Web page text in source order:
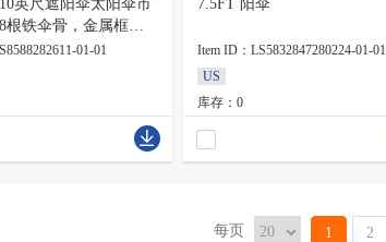
英尺遮阳伞太阳伞市
根铁伞骨，金属框架
240gsm涤纶布
01-01
7.5FT 阳伞
Item ID：LS5832847280224-01-01
US
库存：0
每页 1 2